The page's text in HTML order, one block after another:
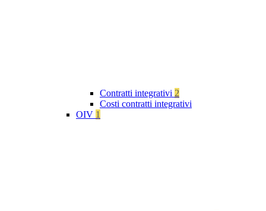
Contratti integrativi 2
Costi contratti integrativi
OIV 1